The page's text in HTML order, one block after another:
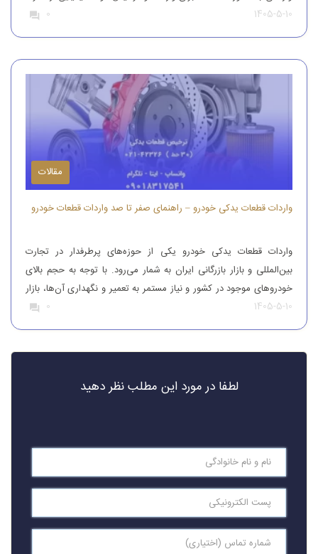
باید به افراد با تجربه رجوع کرد. افرادی که بتوانند مواد شیمیایی درجه
یک را وارد کنند. واردات و […]
1405-5-10
0
مقالات
واردات قطعات یدکی خودرو – راهنمای صفر تا صد واردات قطعات خودرو
واردات قطعات یدکی خودرو یکی از حوزه‌های پرطرفدار در تجارت
بین‌المللی و بازار بازرگانی ایران به شمار می‌رود. با توجه به حجم بالای
خودروهای موجود در کشور و نیاز مستمر به تعمیر و نگهداری آن‌ها، بازار
قطعات یدکی همواره از تقاضای قابل‌توجهی برخوردار بوده است. افرادی
که قصد واردات قطعات یدکی خودرو را دارند، باید […]
1405-5-10
0
لطفا در مورد این مطلب نظر دهید